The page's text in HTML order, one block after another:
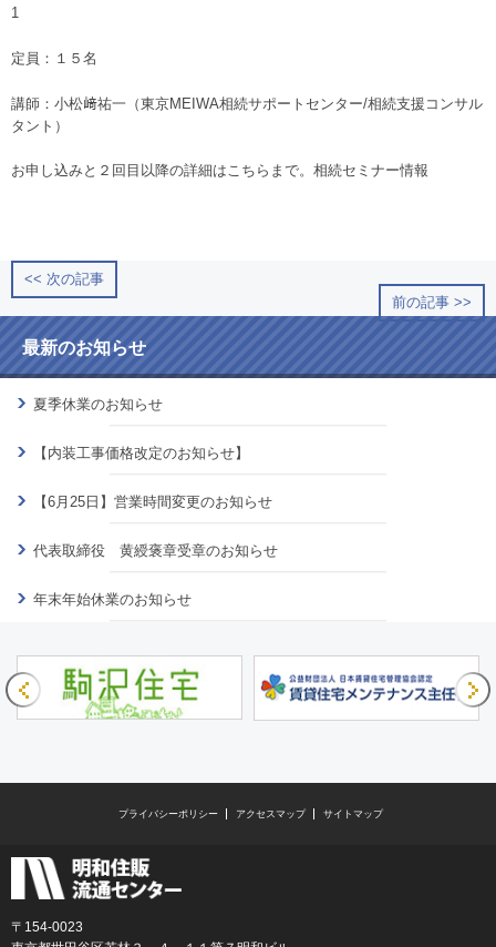
1
定員：１５名
講師：小松﨑祐一（東京MEIWA相続サポートセンター/相続支援コンサル
タント）
お申し込みと２回目以降の詳細はこちらまで。 相続セミナー情報
<< 次の記事
前の記事 >>
最新のお知らせ
夏季休業のお知らせ
【内装工事価格改定のお知らせ】
【6月25日】営業時間変更のお知らせ
代表取締役 黄綬褒章受章のお知らせ
年末年始休業のお知らせ
プライバシーポリシー アクセスマップ サイトマップ
〒154-0023